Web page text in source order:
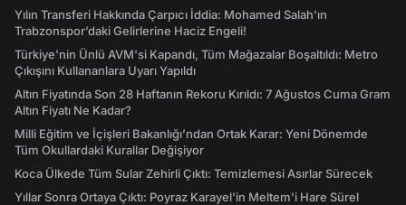
Yılın Transferi Hakkında Çarpıcı İddia: Mohamed Salah'ın
Trabzonspor’daki Gelirlerine Haciz Engeli!
Türkiye'nin Ünlü AVM'si Kapandı, Tüm Mağazalar Boşaltıldı: Metro
Çıkışını Kullananlara Uyarı Yapıldı
Altın Fiyatında Son 28 Haftanın Rekoru Kırıldı: 7 Ağustos Cuma Gram
Altın Fiyatı Ne Kadar?
Milli Eğitim ve İçişleri Bakanlığı’ndan Ortak Karar: Yeni Dönemde
Tüm Okullardaki Kurallar Değişiyor
Koca Ülkede Tüm Sular Zehirli Çıktı: Temizlemesi Asırlar Sürecek
Yıllar Sonra Ortaya Çıktı: Poyraz Karayel'in Meltem'i Hare Sürel